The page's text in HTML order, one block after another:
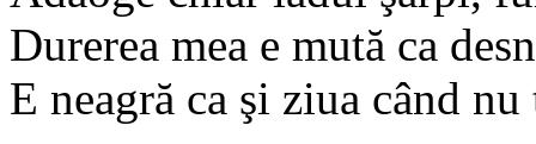
Durerea mea e mută ca
E neagră ca şi ziua când